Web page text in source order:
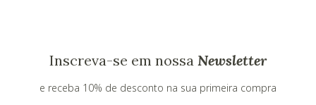
Inscreva-se em nossa Newsletter
e receba 10% de desconto na sua primeira compra